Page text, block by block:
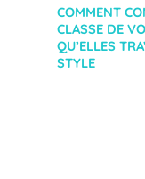
COMMENT
CLASSE DE
QU’ELLES
STYLE